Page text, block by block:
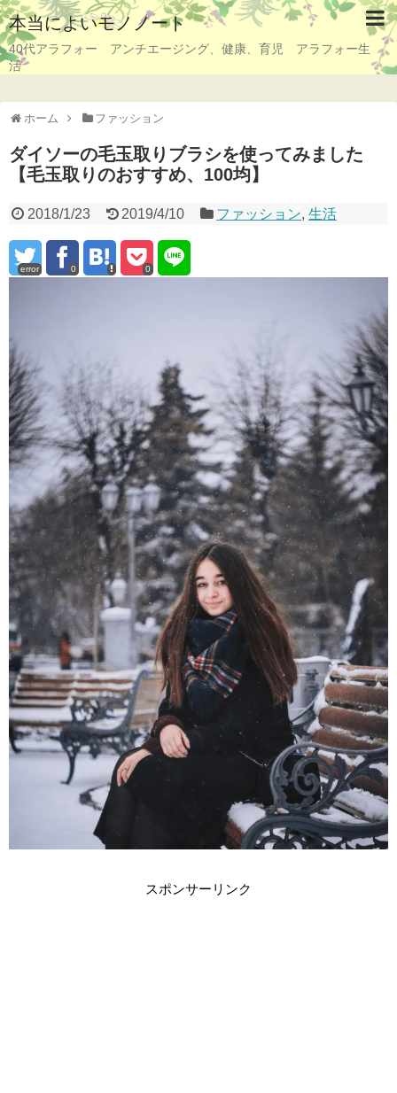
本当によいモノノート
40代アラフォー アンチエージング、健康、育児 アラフォー生
活
ホーム ファッション
ダイソーの毛玉取りブラシを使ってみました
【毛玉取りのおすすめ、100均】
2018/1/23 2019/4/10 ファッション,生活
error 0 0
スポンサーリンク